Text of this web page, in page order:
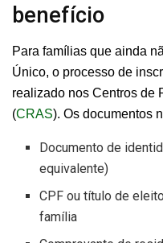
benefício
Para famílias que ainda
Único, o processo de
realizado nos Centros de
(CRAS). Os documentos
Documento de
equivalente)
CPF ou título de
família